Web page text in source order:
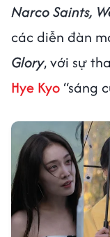
Narco Saints,
các diễn đàn
Glory, với sự
Hye Kyo “sáng